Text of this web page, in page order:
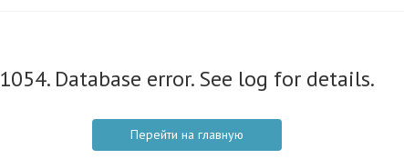
1054. Database error. See log for details.
Перейти на главную